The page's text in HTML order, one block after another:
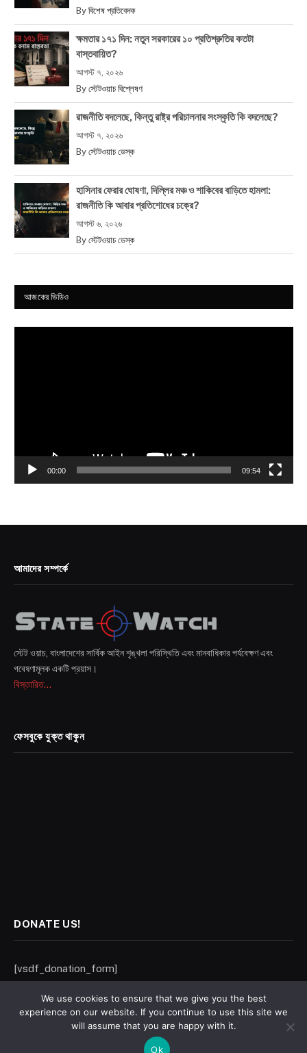
By বিশেষ প্রতিবেদক
ক্ষমতার ১৭১ দিন: নতুন সরকারের ১০ প্রতিশ্রুতির কতটা
বাস্তবায়িত?
আগস্ট ৭, ২০২৬
By স্টেটওয়াচ বিশ্লেষণ
রাজনীতি বদলেছে, কিন্তু রাষ্ট্র পরিচালনার সংস্কৃতি কি বদলেছে?
আগস্ট ৭, ২০২৬
By স্টেটওয়াচ ডেস্ক
হাসিনার ফেরার ঘোষণা, দিল্লির মঞ্চ ও শাকিবের বাড়িতে হামলা:
রাজনীতি কি আবার প্রতিশোধের চক্রে?
আগস্ট ৬, ২০২৬
By স্টেটওয়াচ ডেস্ক
আজকের ভিডিও
00:00 09:54
আমাদের সম্পর্কে
স্টেট ওয়াচ, বাংলাদেশের সার্বিক আইন শৃঙ্খলা পরিস্থিতি এবং মানবাধিকার পর্যবেক্ষণ এবং
গবেষণামূলক একটি প্রয়াস।
বিস্তারিত...
ফেসবুকে যুক্ত থাকুন
DONATE US!
[vsdf_donation_form]
statewatch.net (Karigor Media Network), Hamburg, Germany. Email:
We use cookies to ensure that we give you the best
experience on our website. If you continue to use this site we
will assume that you are happy with it.
Ok